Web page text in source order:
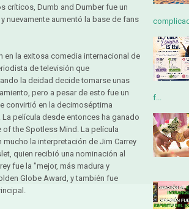
críticos, Dumb and Dumber fue un
nuevamente aumentó la base de fans
en la exitosa comedia internacional de
de televisión que
la deidad decide tomarse unas
pero a pesar de esto fue un
convirtió en la decimoséptima
película desde entonces ha ganado
of the Spotless Mind. La película
la interpretación de Jim Carrey
quien recibió una nominación al
fue la "mejor, más madura y
Globe Award, y también fue
f...